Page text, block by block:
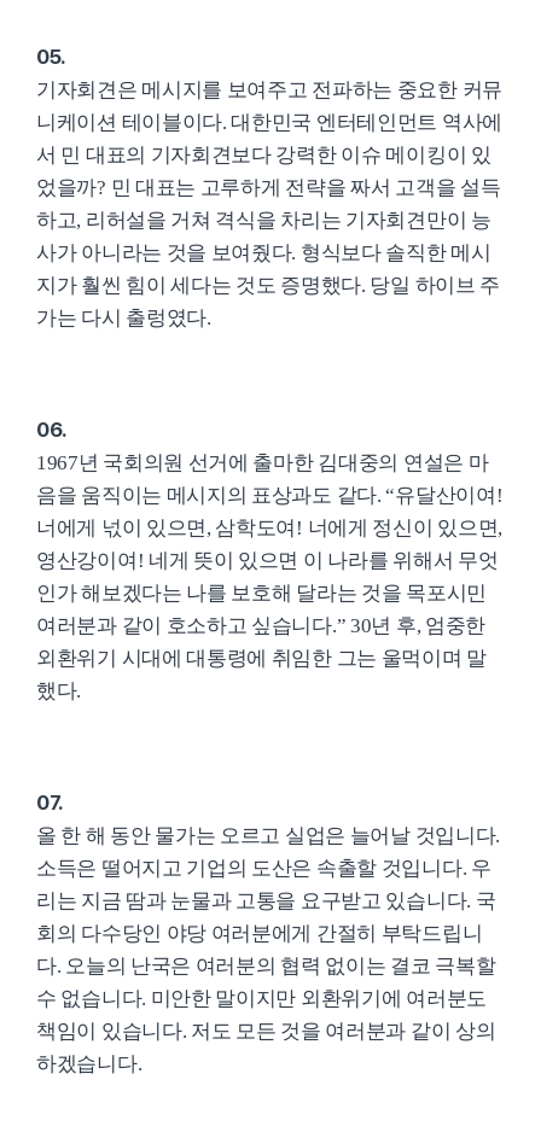
05.
기자회견은 메시지를 보여주고 전파하는 중요한 커뮤
니케이션 테이블이다. 대한민국 엔터테인먼트 역사에
서 민 대표의 기자회견보다 강력한 이슈 메이킹이 있
었을까? 민 대표는 고루하게 전략을 짜서 고객을 설득
하고, 리허설을 거쳐 격식을 차리는 기자회견만이 능
사가 아니라는 것을 보여줬다. 형식보다 솔직한 메시
지가 훨씬 힘이 세다는 것도 증명했다. 당일 하이브 주
가는 다시 출렁였다.
06.
1967년 국회의원 선거에 출마한 김대중의 연설은 마
음을 움직이는 메시지의 표상과도 같다. “유달산이여!
너에게 넋이 있으면, 삼학도여! 너에게 정신이 있으면,
영산강이여! 네게 뜻이 있으면 이 나라를 위해서 무엇
인가 해보겠다는 나를 보호해 달라는 것을 목포시민
여러분과 같이 호소하고 싶습니다.” 30년 후, 엄중한
외환위기 시대에 대통령에 취임한 그는 울먹이며 말
했다.
07.
올 한 해 동안 물가는 오르고 실업은 늘어날 것입니다.
소득은 떨어지고 기업의 도산은 속출할 것입니다. 우
리는 지금 땀과 눈물과 고통을 요구받고 있습니다. 국
회의 다수당인 야당 여러분에게 간절히 부탁드립니
다. 오늘의 난국은 여러분의 협력 없이는 결코 극복할
수 없습니다. 미안한 말이지만 외환위기에 여러분도
책임이 있습니다. 저도 모든 것을 여러분과 같이 상의
하겠습니다.